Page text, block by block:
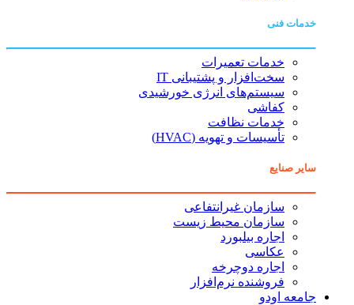
خدمات فنی
خدمات تعمیرات
سخت‌افزار و پشتیبانی IT
سیستم‌های انرژی خورشیدی
کفاشی
خدمات نظافت
تأسیسات و تهویه (HVAC)
سایر صنایع
سازمان غیرانتفاعی
سازمان محیط زیست
اجاره بیلبورد
عکاسی
اجاره دوچرخه
فروشنده نرم‌افزار
جامعه اودو